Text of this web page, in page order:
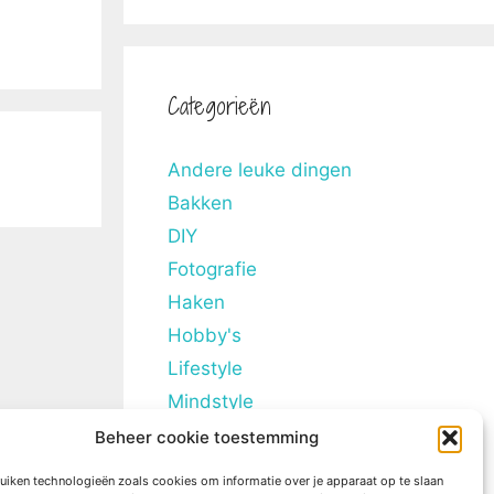
Beheer cookie toestemming
technologieën zoals cookies om informatie over je apparaat op te slaan
Categorieën
Andere leuke dingen
Bakken
DIY
Fotografie
Haken
Hobby's
Lifestyle
Mindstyle
Overig